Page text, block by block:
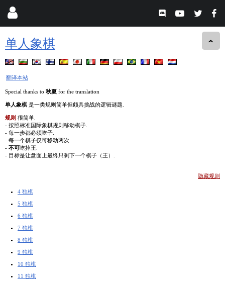
单人象棋
翻译本站
Special thanks to 秋夏 for the translation
单人象棋 是一类规则简单但颇具挑战的逻辑谜题.
规则 很简单.
- 按照标准国际象棋规则移动棋子.
- 每一步都必须吃子.
- 每一个棋子仅可移动两次.
- 不可吃掉王.
- 目标是让盘面上最终只剩下一个棋子（王）.
隐藏规则
4 独棋
5 独棋
6 独棋
7 独棋
8 独棋
9 独棋
10 独棋
11 独棋